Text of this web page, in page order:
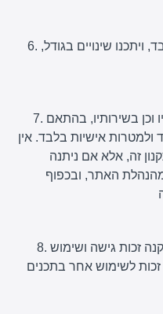
6. התמונות באתר הינן להמחשה בלבד, ויתכנו שינויים בגודל,
7. הנך רשאי להשתמש באתר ובתכניו וכן בשירותיו, בהתאם
ולמטרות אישיות בלבד. אין
זה, אלא אם ניתנה
האתר, ובכפוף
8. התשלום לרכישת שירותי האתר מקנה זכות גישה ושימוש
זכות לשימוש אחר בתכנים